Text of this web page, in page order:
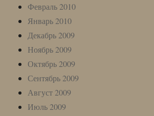
Февраль 2010
Январь 2010
Декабрь 2009
Ноябрь 2009
Октябрь 2009
Сентябрь 2009
Август 2009
Июль 2009